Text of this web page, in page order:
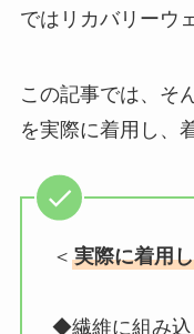
ではリカバリーウ
この記事では、そ
を実際に着用し、
＜ 実際に着用
◆繊維に組み込